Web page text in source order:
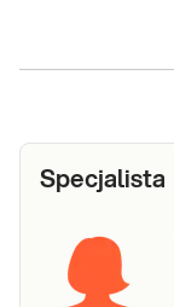
Specjalista